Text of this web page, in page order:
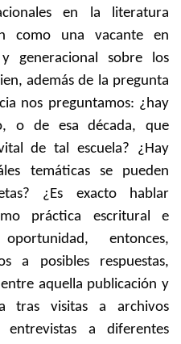
en la literatura
como una vacante en
generacional sobre los
además de la pregunta
nos preguntamos: ¿hay
o de esa década, que
de tal escuela? ¿Hay
temáticas se pueden
¿Es exacto hablar
práctica escritural e
entonces,
a posibles respuestas,
aquella publicación y
tras visitas a archivos
a diferentes